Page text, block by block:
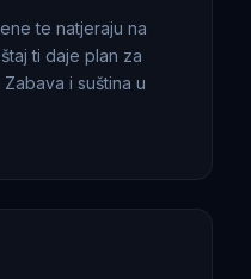
te natjeraju na
ti daje plan za
i suština u